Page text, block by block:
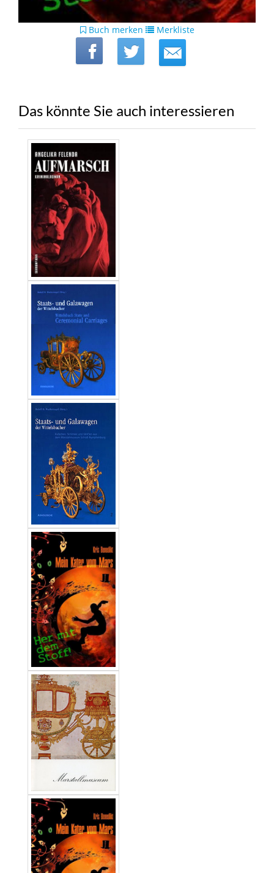
Buch merken Merkliste
Das könnte Sie auch interessieren